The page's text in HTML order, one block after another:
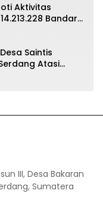
Aktivitas
Bandar
Saintis
Atasi
III, Desa Bakaran
Sumatera